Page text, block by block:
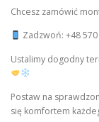
Chcesz zamówić
Zadzwoń: +48
Ustalimy dogodny
Postaw na
się komfortem